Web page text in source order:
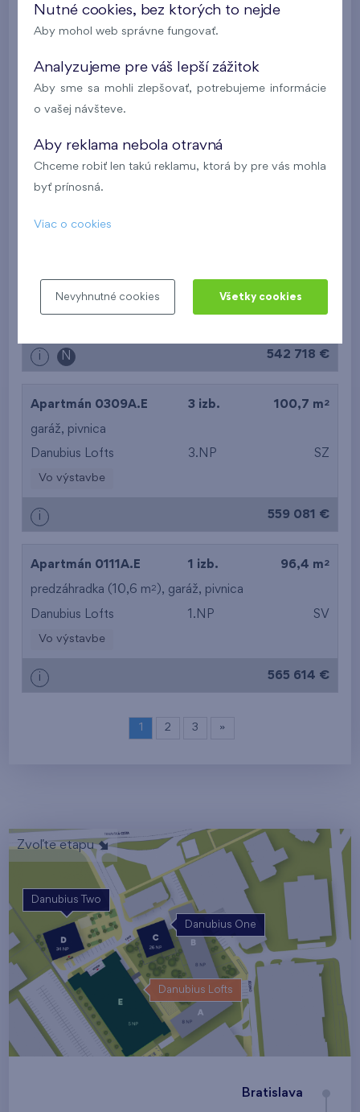
i
Apartmán 0308A.E 2 izb. 91 m
garáž,pivnica
Danubius Lofts
Vo výstavbe
i N 542 718 €
Apartmán 0309A.E 3 izb. 100,7 m 2
garáž, pivnica
Danubius Lofts 3.NP SZ
Vo výstavbe
i 559 081 €
Apartmán 0111A.E 1 izb. 96,4 m 2
predzáhradka (10,6 m2 ), garáž, pivnica
Danubius Lofts 1.NP SV
Vo výstavbe
i 565 614 €
1 2 3 »
Zvoľte etapu
Danubius One
Danubius Lofts
Danubius Two
Bratislava
Nutné cookies, bez ktorých to nejde
Aby mohol web správne fungovať.
Analyzujeme pre váš lepší zážitok
Aby sme sa mohli zlepšovať, potrebujeme informácie
o vašej návšteve.
Aby reklama nebola otravná
Chceme robiť len takú reklamu, ktorá by pre vás mohla
byť prínosná.
Viac o cookies
Nevyhnutné cookies Všetky cookies